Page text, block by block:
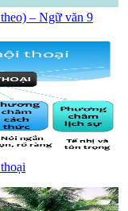
– Ngữ văn 9